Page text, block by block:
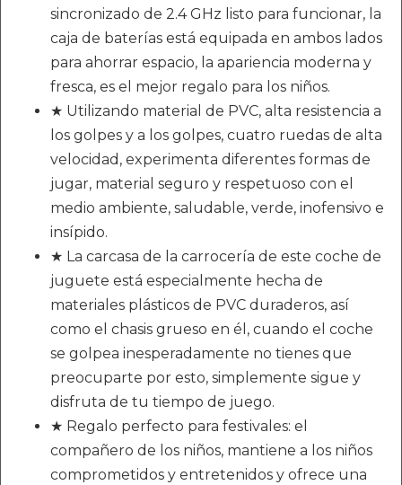
sincronizado de 2.4 GHz listo para funcionar, la
caja de baterías está equipada en ambos lados
para ahorrar espacio, la apariencia moderna y
fresca, es el mejor regalo para los niños.
★ Utilizando material de PVC, alta resistencia a
los golpes y a los golpes, cuatro ruedas de alta
velocidad, experimenta diferentes formas de
jugar, material seguro y respetuoso con el
medio ambiente, saludable, verde, inofensivo e
insípido.
★ La carcasa de la carrocería de este coche de
juguete está especialmente hecha de
materiales plásticos de PVC duraderos, así
como el chasis grueso en él, cuando el coche
se golpea inesperadamente no tienes que
preocuparte por esto, simplemente sigue y
disfruta de tu tiempo de juego.
★ Regalo perfecto para festivales: el
compañero de los niños, mantiene a los niños
comprometidos y entretenidos y ofrece una